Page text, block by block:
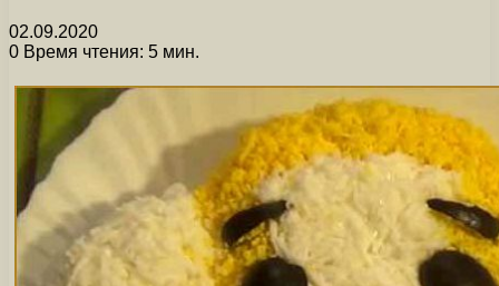
02.09.2020
0 Время чтения: 5 мин.